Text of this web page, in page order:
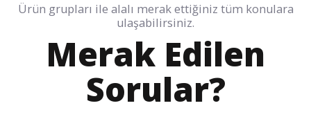
Ürün grupları ile alalı merak ettiğiniz tüm konulara
ulaşabilirsiniz.
Merak Edilen
Sorular?